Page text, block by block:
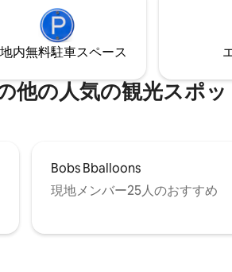
ましょう。 必
やウォルマー
は便利で、お
ンターテイメ
す！
ィズニーからわずか
ラックスし、世界ク
を探索し、忘れられな
めにデザインされた
ください。
内無料駐⁠車ス⁠ペ⁠ー⁠ス
他⁠の人⁠気⁠の観⁠光⁠ス⁠ポ⁠ッ⁠
Bobs Bballoons
現地メンバー25人のおすすめ